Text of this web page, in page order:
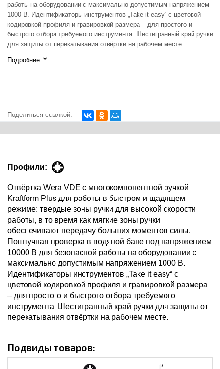
работы на оборудовании с максимально допустимым напряжением
1000 В. Идентификаторы инструментов „Take it easy“ с цветовой
кодировкой профиля и гравировкой размера – для простого и
быстрого отбора требуемого инструмента. Шестигранный край ручки
для защиты от перекатывания отвёртки на рабочем месте.
Подробнее
Поделиться ссылкой:
Профили:
Отвёртка Wera VDE с многокомпонентной ручкой
Kraftform Plus для работы в быстром и щадящем
режиме: твердые зоны ручки для высокой скорости
работы, в то время как мягкие зоны ручки
обеспечивают передачу больших моментов силы.
Поштучная проверка в водяной бане под напряжением
10000 В для безопасной работы на оборудовании с
максимально допустимым напряжением 1000 В.
Идентификаторы инструментов „Take it easy“ с
цветовой кодировкой профиля и гравировкой размера
– для простого и быстрого отбора требуемого
инструмента. Шестигранный край ручки для защиты от
перекатывания отвёртки на рабочем месте.
Подвиды товаров: